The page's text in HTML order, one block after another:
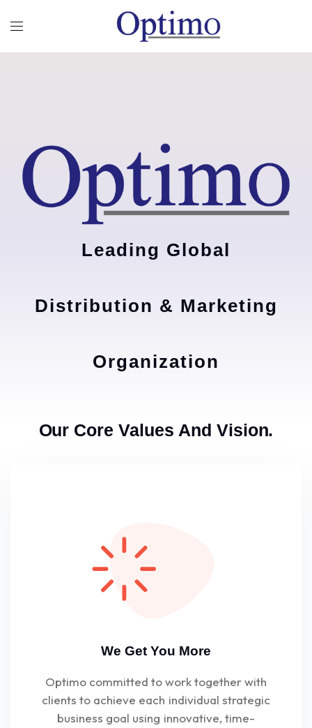
Leading Global
Distribution & Marketing
Organization
Our Core Values And Vision.
We Get You More
Optimo committed to work together with
clients to achieve each individual strategic
business goal using innovative, time-